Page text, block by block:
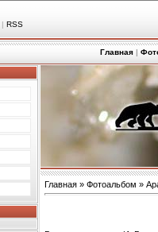
| RSS
Главная |
Главная » Фотоальбом »